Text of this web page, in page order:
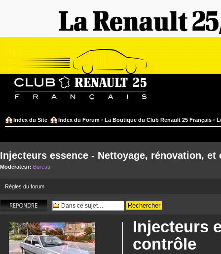
Index du Site Index du Forum ‹ La Boutique du Club Renault 25 Français ‹
Injecteurs essence - Nettoyage, rénovation, et
Modérateur: Bureau
Règles du forum
Répondre
Injecteurs
contrôle